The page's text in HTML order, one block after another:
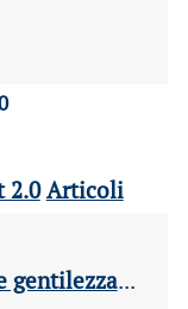
2.0 Articoli
gentilezza...